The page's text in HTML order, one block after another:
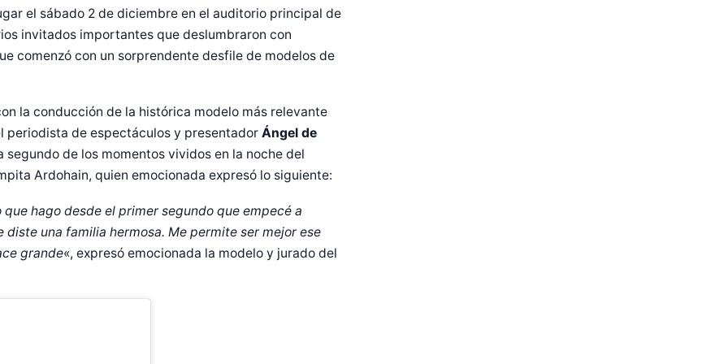
el sábado 2 de diciembre en el auditorio principal de
invitados importantes que deslumbraron con
comenzó con un sorprendente desfile de modelos de
la conducción de la histórica modelo más relevante
periodista de espectáculos y presentador Ángel de
de los momentos vividos en la noche del
Ardohain, quien emocionada expresó lo siguiente:
hago desde el primer segundo que empecé a
una familia hermosa. Me permite ser mejor ese
grande«, expresó emocionada la modelo y jurado del